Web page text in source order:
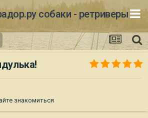
собаки - ретриверы
знакомиться